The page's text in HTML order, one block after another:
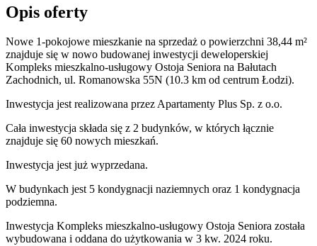
Opis oferty
Nowe 1-pokojowe mieszkanie na sprzedaż o powierzchni 38,44 m²
znajduje się w nowo budowanej inwestycji deweloperskiej
Kompleks mieszkalno-usługowy Ostoja Seniora na Bałutach
Zachodnich, ul. Romanowska 55N (10.3 km od centrum Łodzi).
Inwestycja jest realizowana przezApartamenty Plus Sp. z o.o.
Cała inwestycja składa się z 2 budynków, w których łącznie
znajduje się 60 nowych mieszkań.
Inwestycja jest już wyprzedana.
W budynkach jest 5 kondygnacji naziemnych oraz 1 kondygnacja
podziemna.
Inwestycja Kompleks mieszkalno-usługowy Ostoja Seniora została
wybudowana i oddana do użytkowania w 3 kw. 2024 roku.